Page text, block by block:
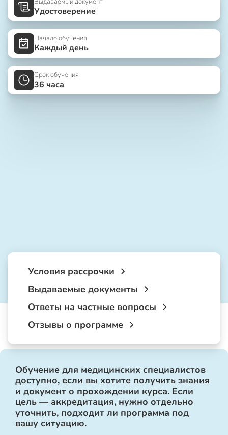
Удостоверение
Начало обучения
Каждый день
Срок обучения
36 часа
Условия рассрочки
Выдаваемые документы
Ответы на частные вопросы
Отзывы о программе
Обучение для медицинских специалистов
доступно, если вы хотите получить знания
и документ о прохождении курса. Если
цель — аккредитация, нужно отдельно
уточнить, подходит ли программа под
вашу ситуацию.